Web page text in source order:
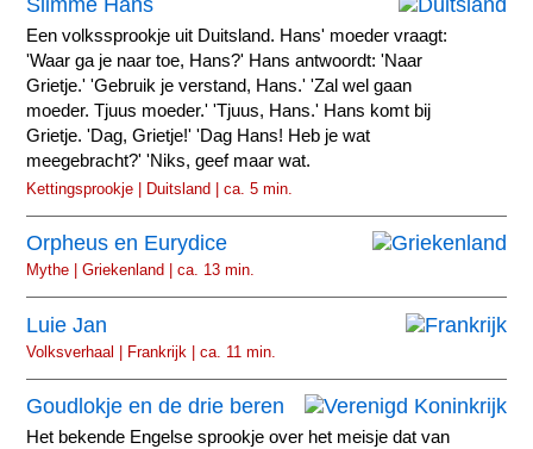
Slimme Hans
Een volkssprookje uit Duitsland. Hans' moeder vraagt:
'Waar ga je naar toe, Hans?' Hans antwoordt: 'Naar
Grietje.' 'Gebruik je verstand, Hans.' 'Zal wel gaan
moeder. Tjuus moeder.' 'Tjuus, Hans.' Hans komt bij
Grietje. 'Dag, Grietje!' 'Dag Hans! Heb je wat
meegebracht?' 'Niks, geef maar wat.
Kettingsprookje | Duitsland | ca. 5 min.
Orpheus en Eurydice
Mythe | Griekenland | ca. 13 min.
Luie Jan
Volksverhaal | Frankrijk | ca. 11 min.
Goudlokje en de drie beren
Het bekende Engelse sprookje over het meisje dat van